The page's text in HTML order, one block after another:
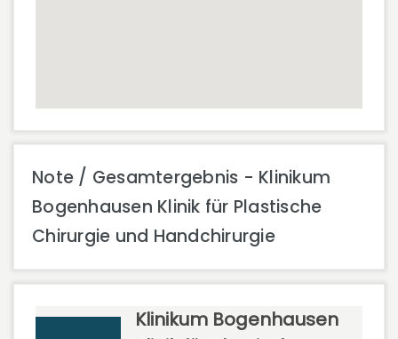
Note / Gesamtergebnis - Klinikum
Bogenhausen Klinik für Plastische
Chirurgie und Handchirurgie
Klinikum Bogenhausen